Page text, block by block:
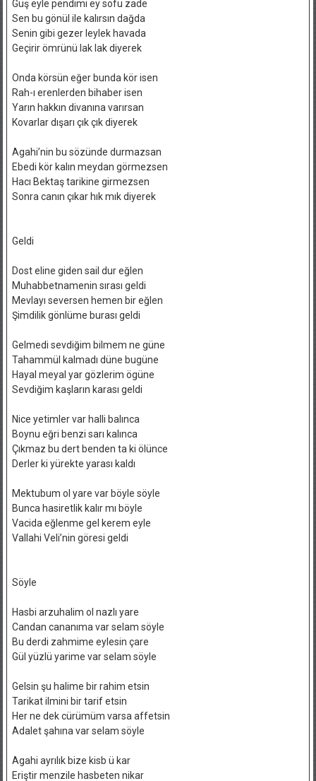
Güş eyle pendimi ey sofu zade
Sen bu gönül ile kalırsın dağda
Senin gibi gezer leylek havada
Geçirir ömrünü lak lak diyerek
Onda körsün eğer bunda kör isen
Rah-ı erenlerden bihaber isen
Yarın hakkın divanına varırsan
Kovarlar dışarı çık çık diyerek
Agahi’nin bu sözünde durmazsan
Ebedi kör kalın meydan görmezsen
Hacı Bektaş tarikine girmezsen
Sonra canın çıkar hık mık diyerek
Geldi
Dost eline giden sail dur eğlen
Muhabbetnamenin sırası geldi
Mevlayı seversen hemen bir eğlen
Şimdilik gönlüme burası geldi
Gelmedi sevdiğim bilmem ne güne
Tahammül kalmadı düne bugüne
Hayal meyal yar gözlerim ögüne
Sevdiğim kaşların karası geldi
Nice yetimler var halli balınca
Boynu eğri benzi sarı kalınca
Çıkmaz bu dert benden ta ki ölünce
Derler ki yürekte yarası kaldı
Mektubum ol yare var böyle söyle
Bunca hasiretlik kalır mı böyle
Vacida eğlenme gel kerem eyle
Vallahi Veli’nin göresi geldi
Söyle
Hasbi arzuhalim ol nazlı yare
Candan cananıma var selam söyle
Bu derdi zahmime eylesin çare
Gül yüzlü yarime var selam söyle
Gelsin şu halime bir rahim etsin
Tarikat ilmini bir tarif etsin
Her ne dek cürümüm varsa affetsin
Adalet şahına var selam söyle
Agahi ayrılık bize kisb ü kar
Eriştir menzile hasbeten nikar